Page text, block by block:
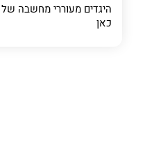
היגדים מעוררי מחשבה
כאן